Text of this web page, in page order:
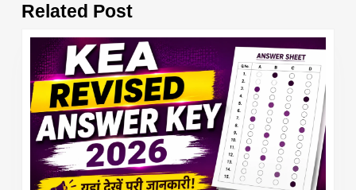
post:
Related Post